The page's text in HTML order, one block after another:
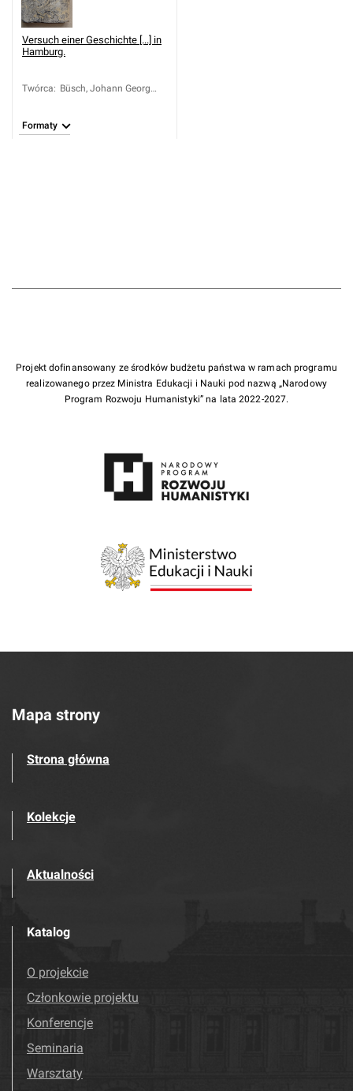
Versuch einer Geschichte [...] in
Hamburg.
Twórca: Büsch, Johann Georg
Formaty
Projekt dofinansowany ze środków budżetu państwa w ramach programu
realizowanego przez Ministra Edukacji i Nauki pod nazwą „Narodowy
Program Rozwoju Humanistyki” na lata 2022-2027.
Mapa strony
Strona główna
Kolekcje
Aktualności
Katalog
O projekcie
Członkowie projektu
Konferencje
Seminaria
Warsztaty